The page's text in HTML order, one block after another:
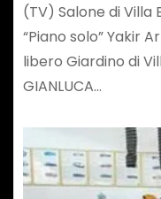
(TV) Salone di Villa
“Piano solo” Yakir
libero Giardino di
GIANLUCA…